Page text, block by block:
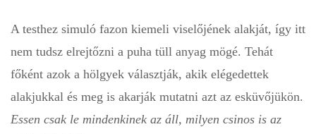
A testhez simuló fazon kiemeli viselőjének alakját, így itt
nem tudsz elrejtőzni a puha tüll anyag mögé. Tehát
főként azok a hölgyek választják, akik elégedettek
alakjukkal és meg is akarják mutatni azt az esküvőjükön.
Essen csak le mindenkinek az áll, milyen csinos is az